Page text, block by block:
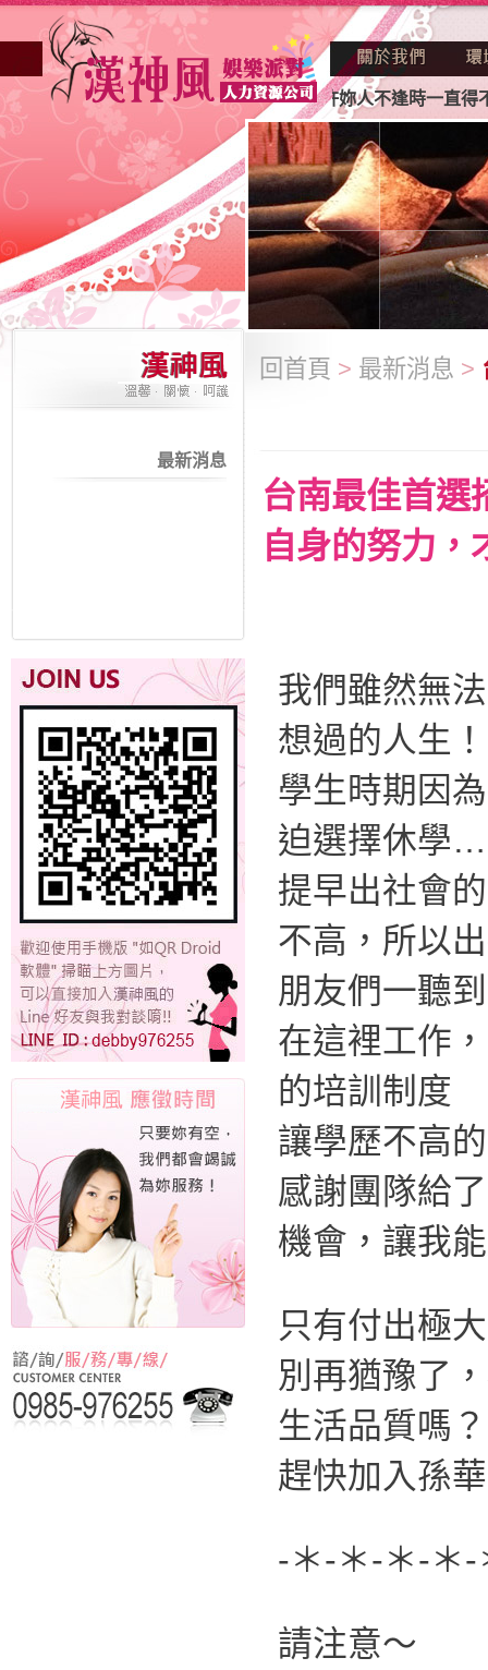
因不景氣的年代找不到工作？也許妳人不逢時一直得不到
最新消息
回首頁 > 最新消息 >
台南最佳首選
自身的努力，
我們雖然無
想過的人生！
學生時期因
迫選擇休學…
提早出社會
不高，所以
朋友們一聽
在這裡工作
的培訓制度
讓學歷不高
感謝團隊給
機會，讓我
只有付出極
別再猶豫了
生活品質嗎？
趕快加入孫
-＊-＊-＊-＊
請注意～